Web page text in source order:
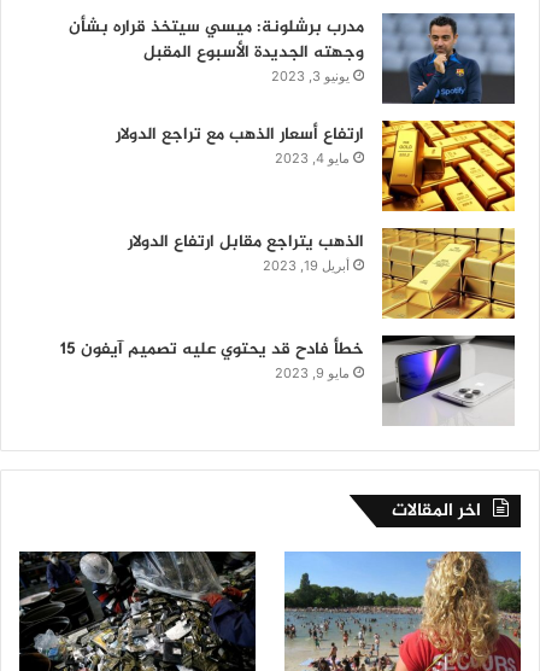
مدرب برشلونة: ميسي سيتخذ قراره بشأن
وجهته الجديدة الأسبوع المقبل
يونيو 3, 2023
ارتفاع أسعار الذهب مع تراجع الدولار
مايو 4, 2023
الذهب يتراجع مقابل ارتفاع الدولار
أبريل 19, 2023
خطأ فادح قد يحتوي عليه تصميم آيفون 15
مايو 9, 2023
اخر المقالات